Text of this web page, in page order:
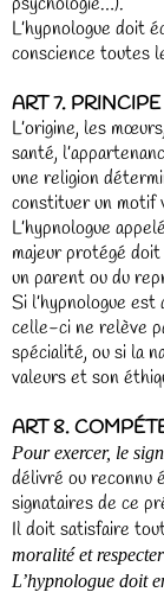
L’hypnologue doit
conscience toutes
ART 7.
L’origine, les
santé,
une religion
constituer un motif
L’hypnologue
majeur protégé
un parent ou du
Si l’hypnologue
celle-ci ne relève
spécialité, ou si la
valeurs et son
ART 8.
Pour exercer, le
délivré ou reconnu
signataires de ce
Il doit satisfaire
moralité et
L’hypnologue doit